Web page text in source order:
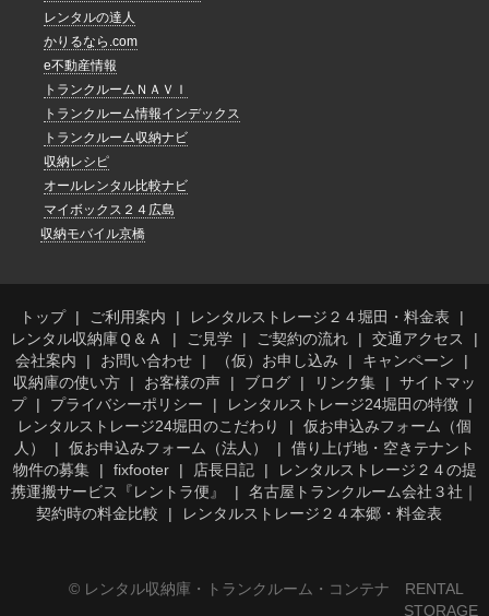
レンタルの達人
かりるなら.com
e不動産情報
トランクルームＮＡＶＩ
トランクルーム情報インデックス
トランクルーム収納ナビ
収納レシピ
オールレンタル比較ナビ
マイボックス２４広島
収納モバイル京橋
トップ ご利用案内
レンタルストレージ２４堀田・料金表
レンタル収納庫Ｑ＆Ａ
ご見学 ご契約の流れ
交通アクセス
会社案内
お問い合わせ （仮）お申し込み
キャンペーン
収納庫の使い方
お客様の声 ブログ リンク集
サイトマッ
プ
プライバシーポリシー
レンタルストレージ24堀田の特徴
レンタルストレージ24堀田のこだわり
仮お申込みフォーム（個
人）
仮お申込みフォーム（法人）
借り上げ地・空きテナント
物件の募集
fixfooter 店長日記
レンタルストレージ２４の提
携運搬サービス『レントラ便』
名古屋トランクルーム会社３社｜
契約時の料金比較
レンタルストレージ２４本郷・料金表
© レンタル収納庫・トランクルーム・コンテナ RENTAL
STORAGE